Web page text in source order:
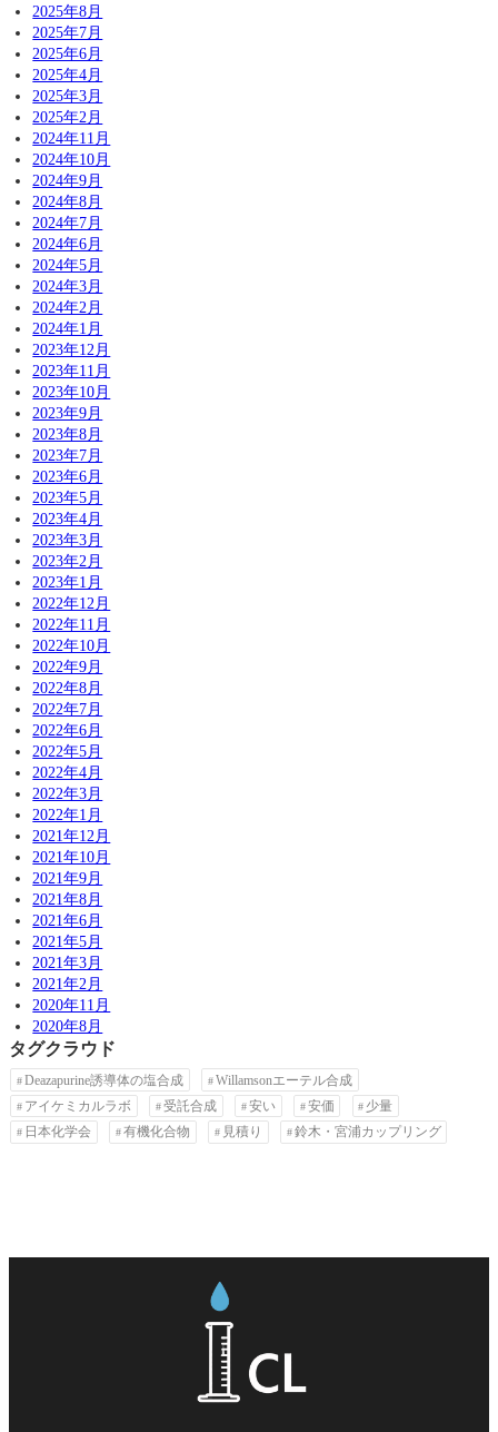
2025年8月
2025年7月
2025年6月
2025年4月
2025年3月
2025年2月
2024年11月
2024年10月
2024年9月
2024年8月
2024年7月
2024年6月
2024年5月
2024年3月
2024年2月
2024年1月
2023年12月
2023年11月
2023年10月
2023年9月
2023年8月
2023年7月
2023年6月
2023年5月
2023年4月
2023年3月
2023年2月
2023年1月
2022年12月
2022年11月
2022年10月
2022年9月
2022年8月
2022年7月
2022年6月
2022年5月
2022年4月
2022年3月
2022年1月
2021年12月
2021年10月
2021年9月
2021年8月
2021年6月
2021年5月
2021年3月
2021年2月
2020年11月
2020年8月
タグクラウド
Deazapurine誘導体の塩合成
Willamsonエーテル合成
アイケミカルラボ
受託合成 安い 安価
少量
日本化学会
有機化合物 見積り 鈴木・宮浦カップリング